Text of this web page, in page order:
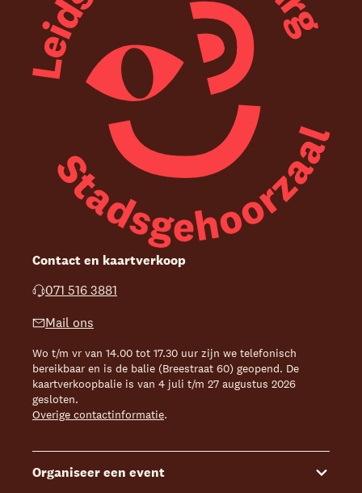
Contact en kaartverkoop
071 516 3881
Mail ons
Wo t/m vr van 14.00 tot 17.30 uur zijn we telefonisch
bereikbaar en is de balie (Breestraat 60) geopend. De
kaartverkoopbalie is van 4 juli t/m 27 augustus 2026
gesloten.
Overige contactinformatie.
Organiseer een event